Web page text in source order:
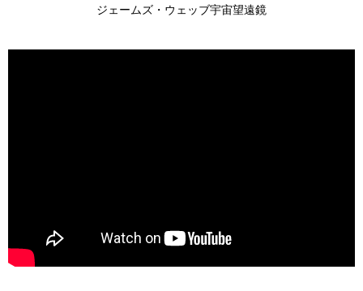
ジェームズ・ウェッブ宇宙望遠鏡